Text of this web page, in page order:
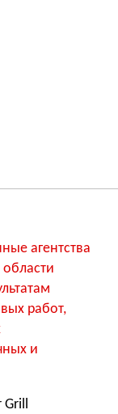
агентства
работ,
и
Grill